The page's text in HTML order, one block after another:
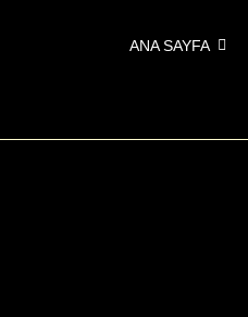
ANA SAYFA